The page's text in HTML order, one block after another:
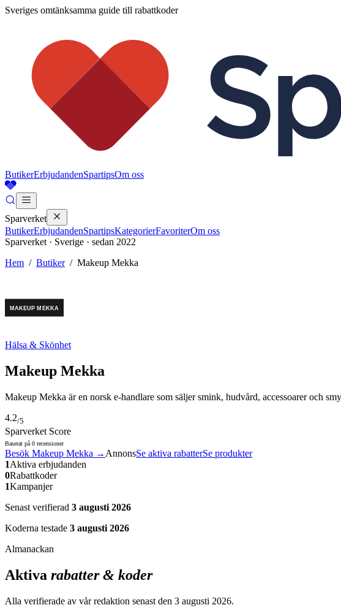
Sveriges omtänksamma guide till rabattkoder
ButikerErbjudandenSpartipsOm oss
Sparverket
ButikerErbjudandenSpartipsKategorierFavoriterOm oss
Sparverket · Sverige · sedan 2022
Hem / Butiker/ Makeup Mekka
Hälsa & Skönhet
Makeup Mekka
Makeup Mekka är en norsk e-handlare som säljer smink, hudvård, accessoarer och
4.2/5
Sparverket Score
Baserat på 0 recensioner
Besök Makeup Mekka → AnnonsSe aktiva rabatterSe produkter
1Aktiva erbjudanden
0Rabattkoder
1Kampanjer
Senast verifierad 3 augusti 2026
Koderna testade 3 augusti 2026
Almanackan
Aktiva rabatter & koder
Alla verifierade av vår redaktion senast den 3 augusti 2026.